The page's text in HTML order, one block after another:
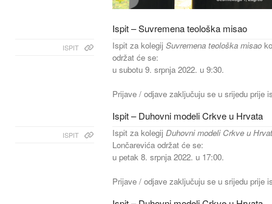
Ispit – Suvremena teološka misao
ISPIT Ispit za kolegij Suvremena teološka misao
održat će se:
u subotu 9. srpnja 2022. u 9:30.
Prijave / odjave zaključuju se u srijedu prije
Ispit – Duhovni modeli Crkve u Hrvata
ISPIT Ispit za kolegij Duhovni modeli Crkve u
Lončarevića održat će se:
u petak 8. srpnja 2022. u 17:00.
Prijave / odjave zaključuju se u srijedu prije